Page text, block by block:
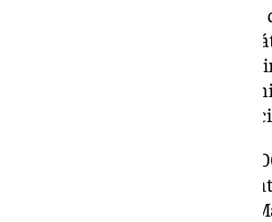
José M. Domínguez Martínez
Universidad de Málaga y
décadas de vinculación con
diversos cargos directivos en
impulsor del proyecto de
Es autor de más de 20 libros y
pública y sistema financiero.
del Colegio de Economistas de